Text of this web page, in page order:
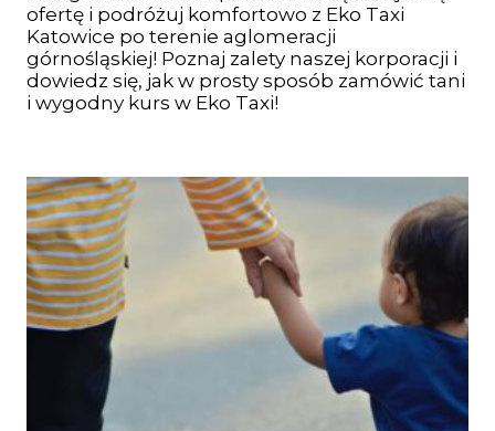
ofertę i podróżuj komfortowo z Eko Taxi
Katowice po terenie aglomeracji
górnośląskiej! Poznaj zalety naszej korporacji i
dowiedz się, jak w prosty sposób zamówić tani
i wygodny kurs w Eko Taxi!